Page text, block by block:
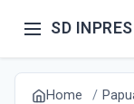
SD
Home